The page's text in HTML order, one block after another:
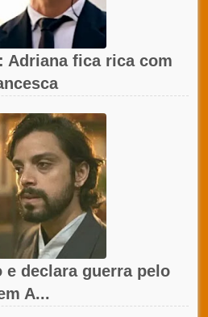
Adriana fica rica com
e declara guerra pelo
A...